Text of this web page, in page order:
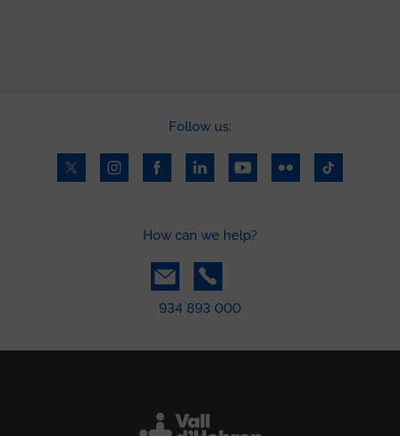
Follow us:
How can we help?
934 893 000